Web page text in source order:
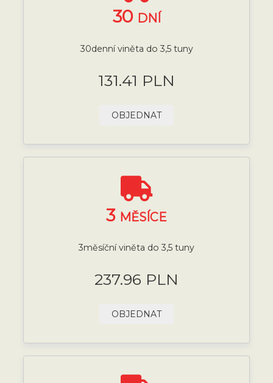
30 DNÍ
30denní viněta do 3,5 tuny
131.41 PLN
OBJEDNAT
3 MĚSÍCE
3měsíční viněta do 3,5 tuny
237.96 PLN
OBJEDNAT